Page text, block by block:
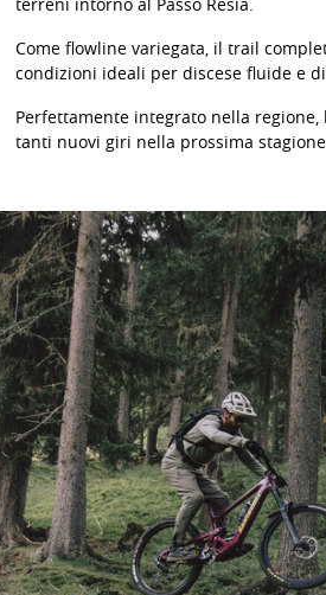
Come flowline variegata, il trail
condizioni ideali per discese fluide e
Perfettamente integrato nella
tanti nuovi giri nella prossima